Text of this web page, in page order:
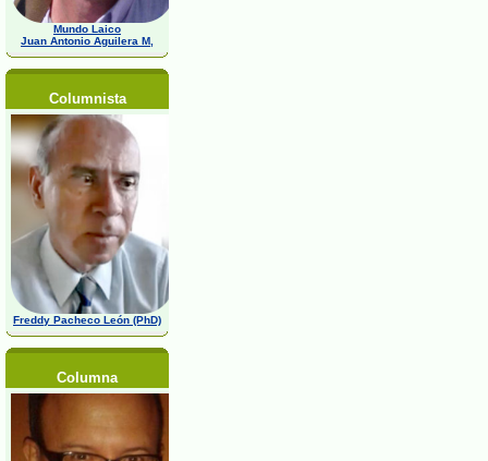
Mundo Laico
Juan Antonio Aguilera M,
Columnista
Freddy Pacheco León (PhD)
Columna